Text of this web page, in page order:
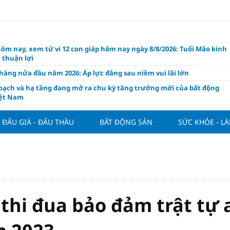
nay, xem tử vi 12 con giáp hôm nay ngày 8/8/2026: Tuổi Mão kinh
thuận lợi
nửa đầu năm 2026: Áp lực đằng sau niềm vui lãi lớn
và hạ tầng đang mở ra chu kỳ tăng trưởng mới của bất động
Nam
giảm 30% thuế cho hộ, cá nhân kinh doanh, doanh nghiệp thu
tỷ đồng
hôm nay 7/8: Thị trường lặng sóng
vụ Rodri mở đường cho Man Utd sở hữu tiền vệ báu vật của
thức đối với tham vọng công nghệ của Đông Nam Á
ĐẤU GIÁ - ĐẤU THẦU BẤT ĐỘNG SẢN SỨC KHỎE -
đua bảo đảm trật tự